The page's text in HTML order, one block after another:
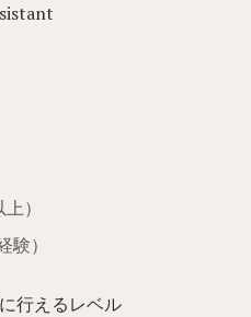
）
）
行えるレベル